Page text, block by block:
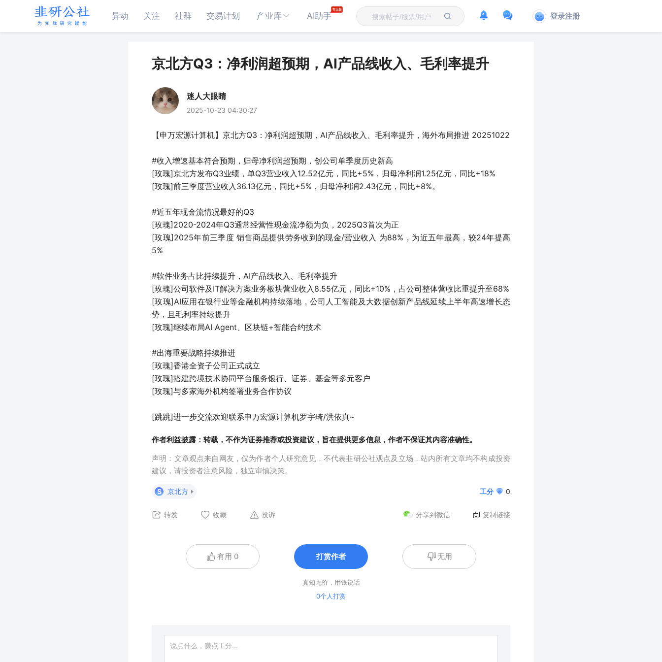
异动 关注 社群 交易计划 产业库 AI助手 登录注册
京北方Q3：净利润超预期，AI产品线收入、毛利率提升
迷人大眼睛
2025-10-23 04:30:27
【申万宏源计算机】京北方Q3：净利润超预期，AI产品线收入、毛利率提升，海外布局推进 20251022
#收入增速基本符合预期，归母净利润超预期，创公司单季度历史新高
[玫瑰]京北方发布Q3业绩，单Q3营业收入12.52亿元，同比+5%，归母净利润1.25亿元，同比+18%
[玫瑰]前三季度营业收入36.13亿元，同比+5%，归母净利润2.43亿元，同比+8%。
#近五年现金流情况最好的Q3
[玫瑰]2020-2024年Q3通常经营性现金流净额为负，2025Q3首次为正
[玫瑰]2025年前三季度 销售商品提供劳务收到的现金/营业收入 为88%，为近五年最高，较24年提高
5%
#软件业务占比持续提升，AI产品线收入、毛利率提升
[玫瑰]公司软件及IT解决方案业务板块营业收入8.55亿元，同比+10%，占公司整体营收比重提升至68%
[玫瑰]AI应用在银行业等金融机构持续落地，公司人工智能及大数据创新产品线延续上半年高速增长态
势，且毛利率持续提升
[玫瑰]继续布局AI Agent、区块链+智能合约技术
#出海重要战略持续推进
[玫瑰]香港全资子公司正式成立
[玫瑰]搭建跨境技术协同平台服务银行、证券、基金等多元客户
[玫瑰]与多家海外机构签署业务合作协议
[跳跳]进一步交流欢迎联系申万宏源计算机罗宇琦/洪依真~
作者利益披露：转载，不作为证券推荐或投资建议，旨在提供更多信息，作者不保证其内容准确性。
声明：文章观点来自网友，仅为作者个人研究意见，不代表韭研公社观点及立场，站内所有文章均不构成投资
建议，请投资者注意风险，独立审慎决策。
S 京北方 工分 0
转发 收藏 投诉 复制链接
分享到微信
有用 0 打赏作者 无用
真知无价，用钱说话
0个人打赏